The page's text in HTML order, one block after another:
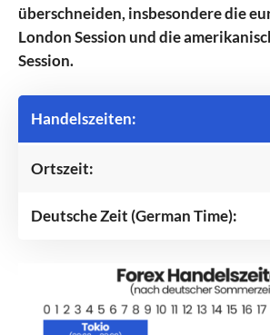
überschneiden, insbesondere die
London Session und die
Session.
Handelszeiten:
Ortszeit:
Deutsche Zeit (German Time):